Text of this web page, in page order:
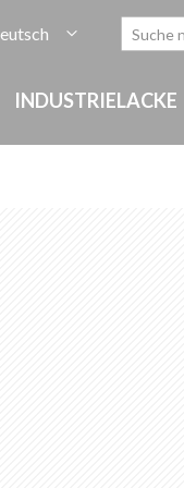
Search
INDUSTRIELACKE